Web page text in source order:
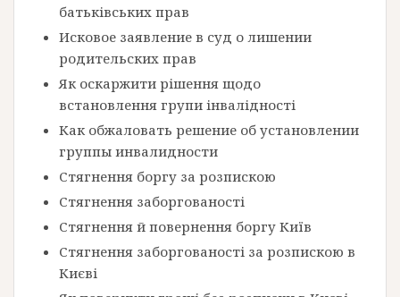
батьківських прав
Исковое заявление в суд о лишении
родительских прав
Як оскаржити рішення щодо
встановлення групи інвалідності
Как обжаловать решение об установлении
группы инвалидности
Стягнення боргу за розпискою
Стягнення заборгованості
Стягнення й повернення боргу Київ
Стягнення заборгованості за розпискою в
Києві